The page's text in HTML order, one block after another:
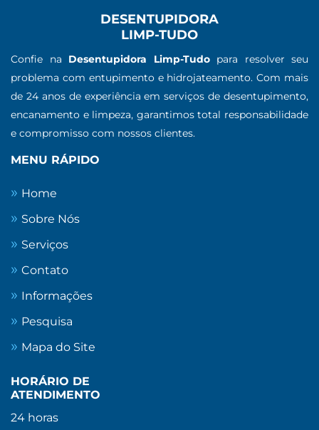
DESENTUPIDORA
LIMP-TUDO
Confie na Desentupidora Limp-Tudopara resolver seu
problema com entupimento e hidrojateamento. Com mais
de 24 anos de experiência em serviços de desentupimento,
encanamento e limpeza, garantimos total responsabilidade
e compromisso com nossos clientes.
MENU RÁPIDO
Home
Sobre Nós
Serviços
Contato
Informações
Pesquisa
Mapa do Site
HORÁRIO DE
ATENDIMENTO
24 horas